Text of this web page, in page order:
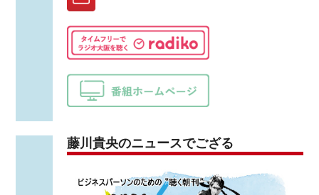
藤川貴央のニュースでござる